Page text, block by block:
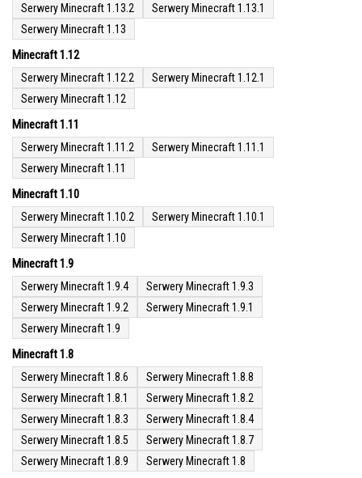
Serwery Minecraft 1.13.2
Serwery Minecraft 1.13.1
Serwery Minecraft 1.13
Minecraft 1.12
Serwery Minecraft 1.12.2
Serwery Minecraft 1.12.1
Serwery Minecraft 1.12
Minecraft 1.11
Serwery Minecraft 1.11.2
Serwery Minecraft 1.11.1
Serwery Minecraft 1.11
Minecraft 1.10
Serwery Minecraft 1.10.2
Serwery Minecraft 1.10.1
Serwery Minecraft 1.10
Minecraft 1.9
Serwery Minecraft 1.9.4
Serwery Minecraft 1.9.3
Serwery Minecraft 1.9.2
Serwery Minecraft 1.9.1
Serwery Minecraft 1.9
Minecraft 1.8
Serwery Minecraft 1.8.6
Serwery Minecraft 1.8.8
Serwery Minecraft 1.8.1
Serwery Minecraft 1.8.2
Serwery Minecraft 1.8.3
Serwery Minecraft 1.8.4
Serwery Minecraft 1.8.5
Serwery Minecraft 1.8.7
Serwery Minecraft 1.8.9
Serwery Minecraft 1.8